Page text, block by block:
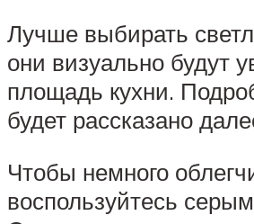
Лучше выбирать
они визуально будут
площадь кухни.
будет рассказано
Чтобы немного
воспользуйтесь